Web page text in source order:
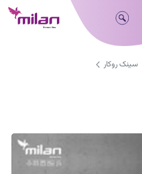
سینک روکار